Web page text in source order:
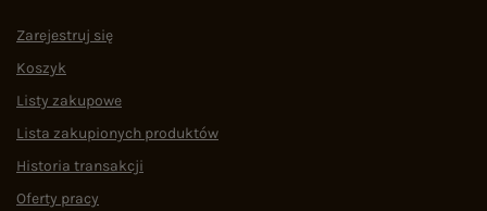
Zarejestruj się
Koszyk
Listy zakupowe
Lista zakupionych produktów
Historia transakcji
Oferty pracy